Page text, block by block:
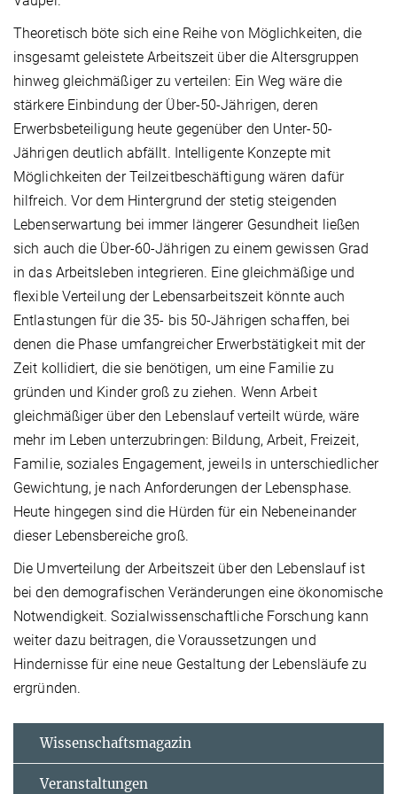
Theoretisch böte sich eine Reihe von Möglichkeiten, die
insgesamt geleistete Arbeitszeit über die Altersgruppen
hinweg gleichmäßiger zu verteilen: Ein Weg wäre die
stärkere Einbindung der Über-50-Jährigen, deren
Erwerbsbeteiligung heute gegenüber den Unter-50-
Jährigen deutlich abfällt. Intelligente Konzepte mit
Möglichkeiten der Teilzeitbeschäftigung wären dafür
hilfreich. Vor dem Hintergrund der stetig steigenden
Lebenserwartung bei immer längerer Gesundheit ließen
sich auch die Über-60-Jährigen zu einem gewissen Grad
in das Arbeitsleben integrieren. Eine gleichmäßige und
flexible Verteilung der Lebensarbeitszeit könnte auch
Entlastungen für die 35- bis 50-Jährigen schaffen, bei
denen die Phase umfangreicher Erwerbstätigkeit mit der
Zeit kollidiert, die sie benötigen, um eine Familie zu
gründen und Kinder groß zu ziehen. Wenn Arbeit
gleichmäßiger über den Lebenslauf verteilt würde, wäre
mehr im Leben unterzubringen: Bildung, Arbeit, Freizeit,
Familie, soziales Engagement, jeweils in unterschiedlicher
Gewichtung, je nach Anforderungen der Lebensphase.
Heute hingegen sind die Hürden für ein Nebeneinander
dieser Lebensbereiche groß.
Die Umverteilung der Arbeitszeit über den Lebenslauf ist
bei den demografischen Veränderungen eine ökonomische
Notwendigkeit. Sozialwissenschaftliche Forschung kann
weiter dazu beitragen, die Voraussetzungen und
Hindernisse für eine neue Gestaltung der Lebensläufe zu
ergründen.
Wissenschaftsmagazin
Veranstaltungen